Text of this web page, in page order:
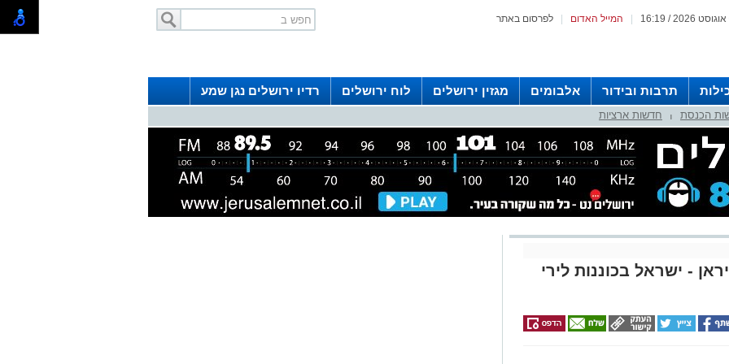
לפרסום באתר המייל האדום
תרבות ובידור אלבומים מגזין ירושלים לוח ירושלים
רדיו ירושלים נגן שמע
רדיו ירושלים
הכנסת חדשות ארציות
- ישראל בכוננות לירי